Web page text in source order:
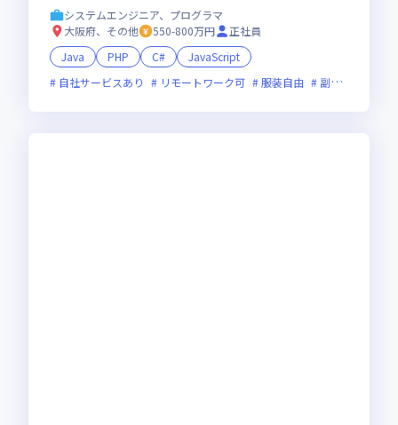
システムエンジニア、プログラマ
大阪府、その他
550-800万円
正社員
Java
PHP C#
JavaScript
自社サービスあり
リモートワーク可 服装自由 副業可